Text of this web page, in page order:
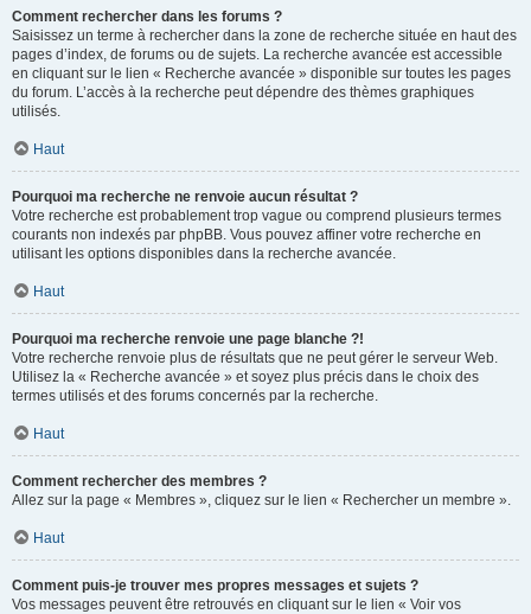
Comment rechercher dans les forums ?
Saisissez un terme à rechercher dans la zone de recherche située en haut des
pages d’index, de forums ou de sujets. La recherche avancée est accessible
en cliquant sur le lien « Recherche avancée » disponible sur toutes les pages
du forum. L’accès à la recherche peut dépendre des thèmes graphiques
utilisés.
Haut
Pourquoi ma recherche ne renvoie aucun résultat ?
Votre recherche est probablement trop vague ou comprend plusieurs termes
courants non indexés par phpBB. Vous pouvez affiner votre recherche en
utilisant les options disponibles dans la recherche avancée.
Haut
Pourquoi ma recherche renvoie une page blanche ?!
Votre recherche renvoie plus de résultats que ne peut gérer le serveur Web.
Utilisez la « Recherche avancée » et soyez plus précis dans le choix des
termes utilisés et des forums concernés par la recherche.
Haut
Comment rechercher des membres ?
Allez sur la page « Membres », cliquez sur le lien « Rechercher un membre ».
Haut
Comment puis-je trouver mes propres messages et sujets ?
Vos messages peuvent être retrouvés en cliquant sur le lien « Voir vos